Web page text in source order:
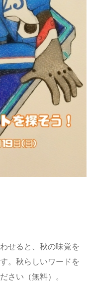
せると、秋の味覚を
。秋らしいワードを
さい（無料）。